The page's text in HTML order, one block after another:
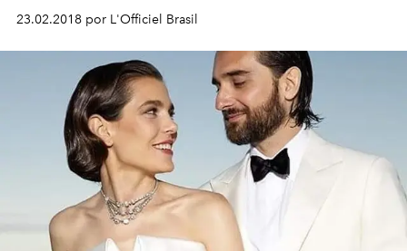
universo dos casamentos!
23.02.2018 por L'Officiel Brasil